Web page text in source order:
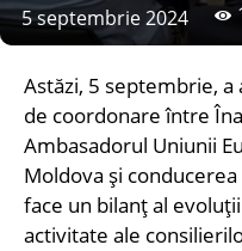
5 septembrie 2024
Astăzi, 5 septembrie,
de coordonare între
Ambasadorul Uniunii
Moldova și
face un bilanț al
activitate ale